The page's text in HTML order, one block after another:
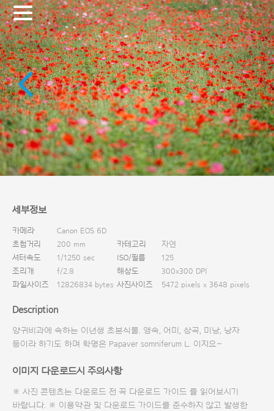
세부정보
카메라
Canon EOS 6D
초첨거리
200 mm 카테고리
자연
셔터속도
1/1250 sec ISO/필름
125
조리개
f/2.8 해상도
300x300 DPI
파일사이즈
12826834 bytes 사진사이즈 5472 pixels x 3648 pixels
Description
양귀비과에 속하는 이년생 초본식물. 앵속, 어미, 상곡, 미낭, 낭자
등이라 하기도 하며 학명은 Papaver somniferum L. 이지요~
이미지 다운로드시 주의사항
※ 사진 콘텐츠는 다운로드 전 꼭 다운로드 가이드 를 읽어보시기
바랍니다. ※ 이용약관 및 다운로드 가이드를 준수하지 않고 발생한